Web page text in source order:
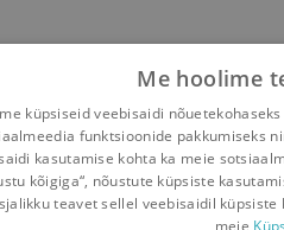
Me hoolime
küpsiseid veebisaidi
funktsioonide pakkumiseks
kasutamise kohta ka meie
kõigiga“, nõustute küpsiste
teavet sellel veebisaidil
meie